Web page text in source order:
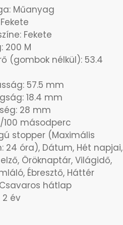
Műanyag
Fekete
200 M
(gombok nélkül): 53.4
57.5 mm
18.4 mm
28 mm
100 másodperc
stopper (Maximális
24 óra), Dátum, Hét napjai,
Öröknaptár, Világidő,
Ébresztő, Háttér
hátlap
év